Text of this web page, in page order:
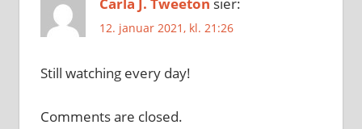
12. januar 2021, kl. 21:26
Still watching every day!
Comments are closed.